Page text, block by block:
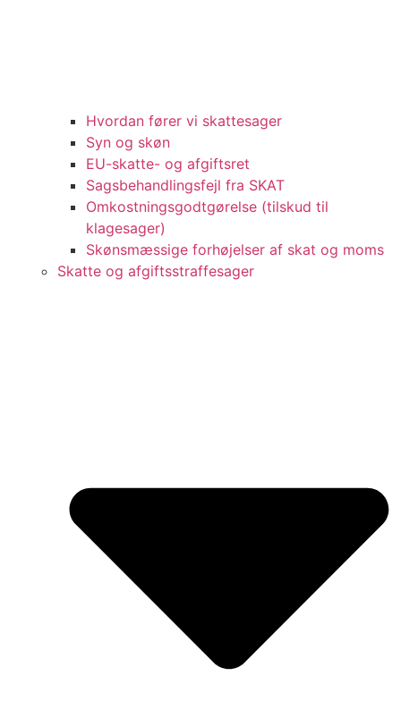
Hvordan fører vi skattesager
Syn og skøn
EU-skatte- og afgiftsret
Sagsbehandlingsfejl fra SKAT
Omkostningsgodtgørelse (tilskud til
klagesager)
Skønsmæssige forhøjelser af skat og moms
Skatte og afgiftsstraffesager